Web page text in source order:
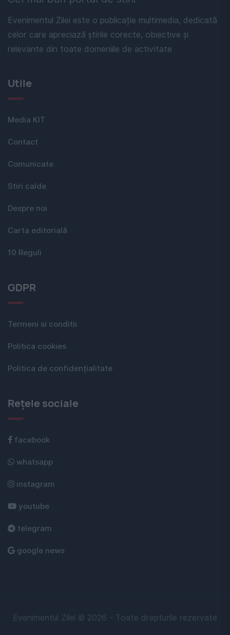
Evenimentul Zilei este o publicație multimedia, dedicată
celor care apreciază știrile corecte, obiective și
relevante din toate domeniile de activitate
Utile
Media KIT
Contact
Comunicate
Stiri calde
Despre noi
Carta editorială
10 Reguli
GDPR
Termeni si conditii
Politica cookies
Politica de confidențialitate
Rețele sociale
facebook
whatsapp
instagram
youtube
telegram
google news
Evenimentul Zilei © 2026 - Toate drepturile rezervate